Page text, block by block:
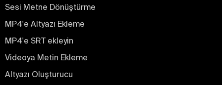
Sesi Metne Dönüştürme
MP4'e Altyazı Ekleme
MP4'e SRT ekleyin
Videoya Metin Ekleme
Altyazı Oluşturucu